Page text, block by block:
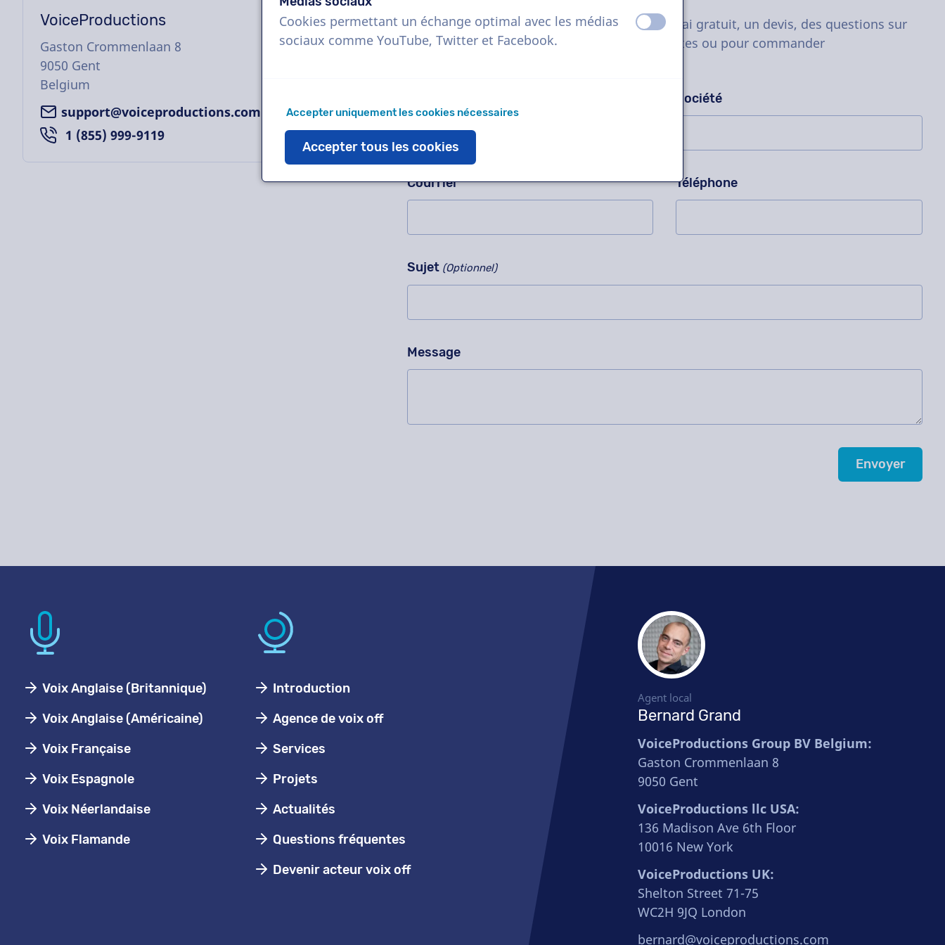
VoiceProductions
Gaston Crommenlaan 8
9050 Gent
Belgium
support@voiceproductions.com
1 (855) 999-9119
Contactez-nous pour un enregistrement d'essai gratuit, un devis, des questions sur
notre méthode de travail, des projets complexes ou pour commander
Société
Courriel Téléphone
Sujet (Optionnel)
Message
Voix Anglaise (Britannique)
Voix Anglaise (Américaine)
Voix Française
Voix Espagnole
Voix Néerlandaise
Voix Flamande
Introduction
Agence de voix off
Services
Projets
Actualités
Questions fréquentes
Devenir acteur voix off
Agent local
Bernard Grand
VoiceProductions Group BV Belgium:
Gaston Crommenlaan 8
9050 Gent
VoiceProductions llc USA:
136 Madison Ave 6th Floor
10016 New York
VoiceProductions UK:
Shelton Street 71-75
WC2H 9JQ London
bernard@voiceproductions.com
Cookies permettant un échange optimal avec les médias
sociaux comme YouTube, Twitter et Facebook.
éteintactivé
Accepter uniquement les cookies nécessaires
Accepter tous les cookies